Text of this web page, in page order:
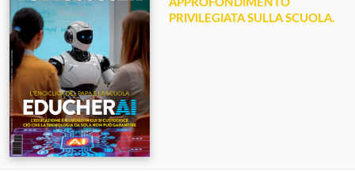
APPROFONDIMENTO
PRIVILEGIATA SULLA SCUOLA.